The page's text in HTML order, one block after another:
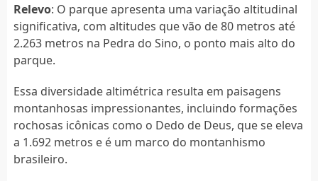
Relevo: O parque apresenta uma variação altitudinal
significativa, com altitudes que vão de 80 metros até
2.263 metros na Pedra do Sino, o ponto mais alto do
parque.
Essa diversidade altimétrica resulta em paisagens
montanhosas impressionantes, incluindo formações
rochosas icônicas como o Dedo de Deus, que se eleva
a 1.692 metros e é um marco do montanhismo
brasileiro.